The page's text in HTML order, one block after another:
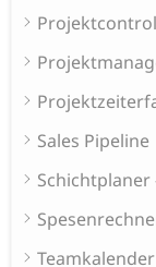
Sales Pipeline